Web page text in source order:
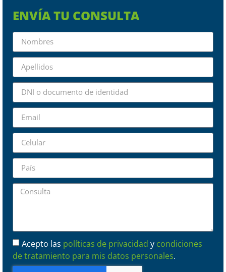
ENVÍA TU CONSULTA
Acepto las políticas de privacidad y condiciones
de tratamiento para mis datos personales.